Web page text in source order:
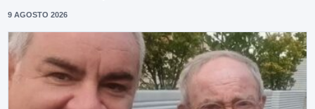
9 AGOSTO 2026